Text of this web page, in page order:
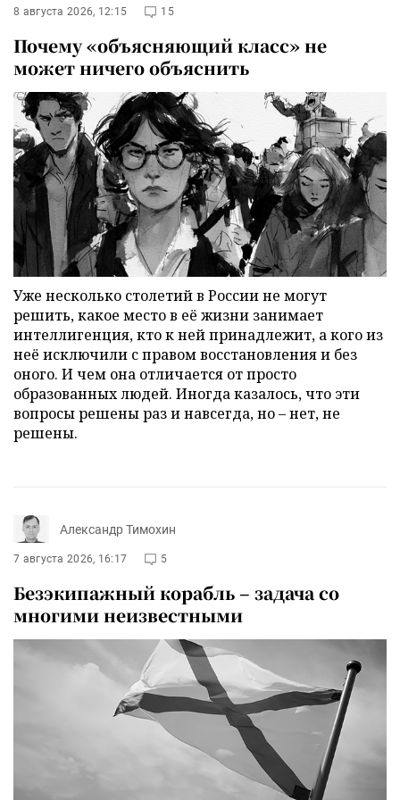
8 августа 2026, 12:15 15
Почему «объясняющий класс» не
может ничего объяснить
Уже несколько столетий в России не могут
решить, какое место в её жизни занимает
интеллигенция, кто к ней принадлежит, а кого из
неё исключили с правом восстановления и без
оного. И чем она отличается от просто
образованных людей. Иногда казалось, что эти
вопросы решены раз и навсегда, но – нет, не
решены.
Александр Тимохин
7 августа 2026, 16:17 5
Безэкипажный корабль – задача со
многими неизвестными